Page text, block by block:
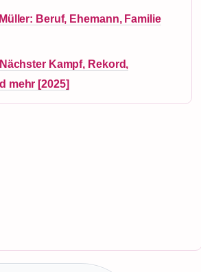
Beruf, Ehemann, Familie
Kampf, Rekord,
mehr [2025]